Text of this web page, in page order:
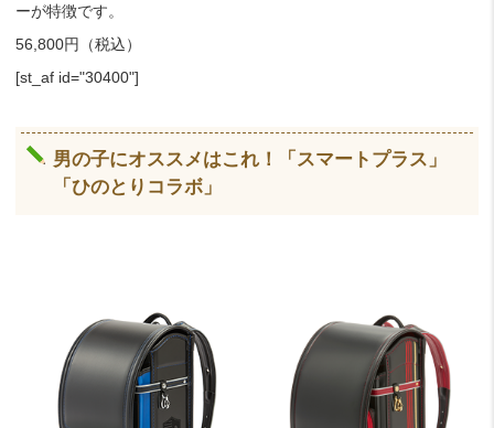
ーが特徴です。
56,800円（税込）
[st_af id="30400"]
男の子にオススメはこれ！「スマートプラス」
「ひのとりコラボ」